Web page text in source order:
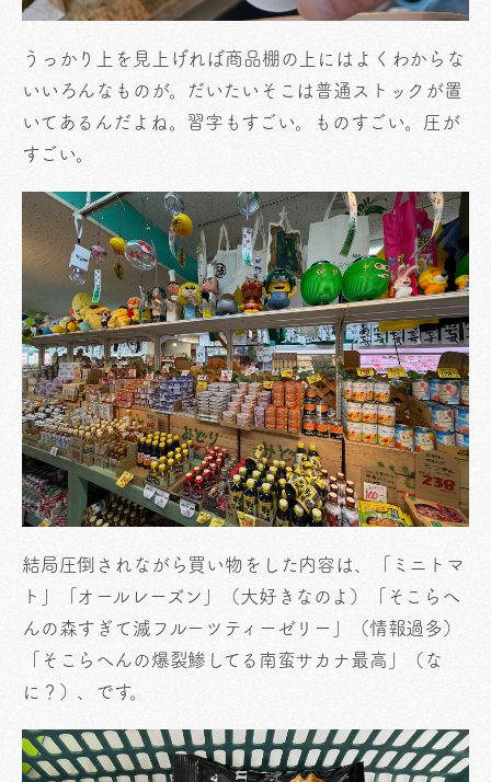
うっかり上を見上げれば商品棚の上にはよくわからな
いいろんなものが。だいたいそこは普通ストックが置
いてあるんだよね。習字もすごい。ものすごい。圧が
すごい。
結局圧倒されながら買い物をした内容は、「ミニトマ
ト」「オールレーズン」（大好きなのよ）「そこらへ
んの森すぎて滅フルーツティーゼリー」（情報過多）
「そこらへんの爆裂鯵してる南蛮サカナ最高」（な
に？）、です。